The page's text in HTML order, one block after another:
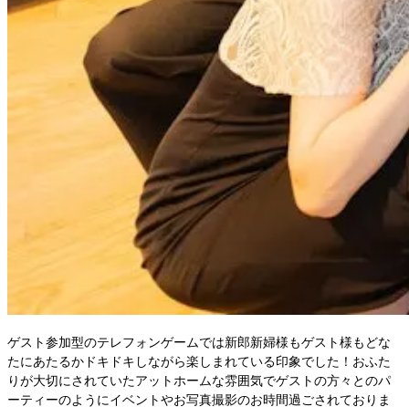
ゲスト参加型のテレフォンゲームでは新郎新婦様もゲスト様もどな
たにあたるかドキドキしながら楽しまれている印象でした！おふた
りが大切にされていたアットホームな雰囲気でゲストの方々とのパ
ーティーのようにイベントやお写真撮影のお時間過ごされておりま